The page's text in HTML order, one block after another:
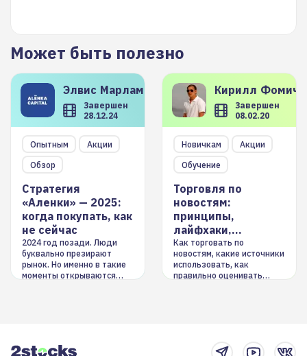
Может быть полезно
Элвис Марламов
Завершен
28.12.24
Опытным
Акции
Обзор
Стратегия
«Аленки» — 2025:
когда покупать, как
не сейчас
2024 год позади. Люди
буквально презирают
рынок. Но именно в такие
моменты открываются
Кирилл
Завершен
08.02.20
Новичкам
Акции
Обучение
Торговля по
новостям:
принципы,
лайфхаки,
инструменты
Как торговать по
новостям, какие источники
использовать, как
правильно оценивать